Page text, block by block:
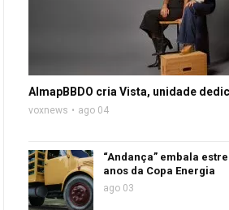
AlmapBBDO cria Vista, unidade
voxnews ago 04
“Andança” embala
anos da Copa Energia
ago 03